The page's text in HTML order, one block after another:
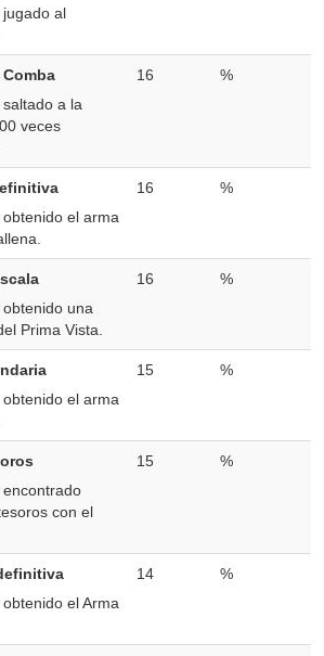
al
Comba
a la
veces
16 %
el arma
16 %
una
Prima Vista.
16 %
el arma
15 %
con el
15 %
el Arma
14 %